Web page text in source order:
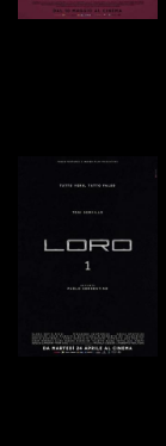
VAI ALLA SCHEDA